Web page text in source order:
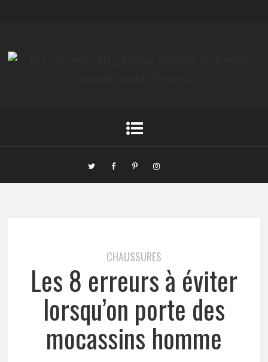
CHAUSSURES
Les 8 erreurs à éviter
lorsqu’on porte des
mocassins homme